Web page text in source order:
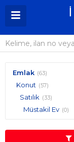
Emlak (63)
Konut (57)
Satılık (33)
Müstakil Ev (0)